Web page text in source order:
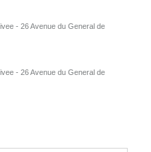
- 26 Avenue du General de
- 26 Avenue du General de